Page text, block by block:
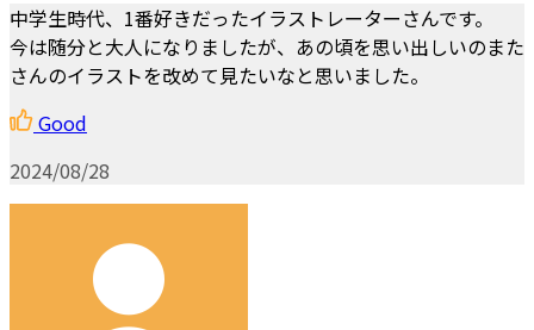
中学生時代、1番好きだったイラストレーターさんです。
今は随分と大人になりましたが、あの頃を思い出しいのまた
さんのイラストを改めて見たいなと思いました。
Good
2024/08/28